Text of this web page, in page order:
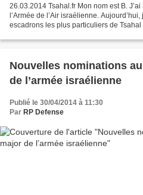
26.03.2014 Tsahal.fr Mon nom est B.
l’Armée de l’Air israélienne.
escadrons les plus particuliers de Tsahal
Nouvelles nominations
de l’armée israélienne
Publié le 30/04/2014 à 11:30
Par RP Defense